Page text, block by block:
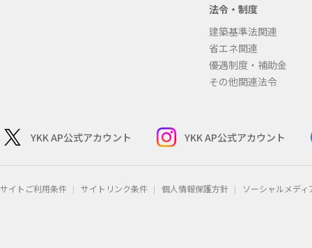
法令・制度
建築基準法関連
省エネ関連
優遇制度・補助金
その他関連法令
YKK AP公式アカウント YKK AP公式アカウント
サイトご利用条件 サイトリンク条件 個人情報保護方針 ソーシャルメデ